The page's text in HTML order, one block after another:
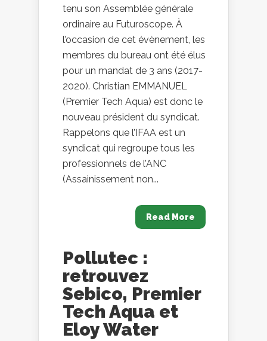
tenu son Assemblée générale
ordinaire au Futuroscope. À
l’occasion de cet évènement, les
membres du bureau ont été élus
pour un mandat de 3 ans (2017-
2020). Christian EMMANUEL
(Premier Tech Aqua) est donc le
nouveau président du syndicat.
Rappelons que l’IFAA est un
syndicat qui regroupe tous les
professionnels de l’ANC
(Assainissement non...
Read More
Pollutec :
retrouvez
Sebico, Premier
Tech Aqua et
Eloy Water